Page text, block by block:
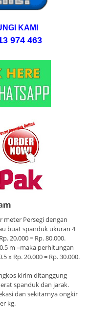
KAMI
974 463
meter Persegi dengan
buat spanduk ukuran 4
20.000 = Rp. 80.000.
m =maka perhitungan
x Rp. 20.000 = Rp. 30.000.
kirim ditanggung
spanduk dan jarak.
dan sekitarnya ongkir
kg.